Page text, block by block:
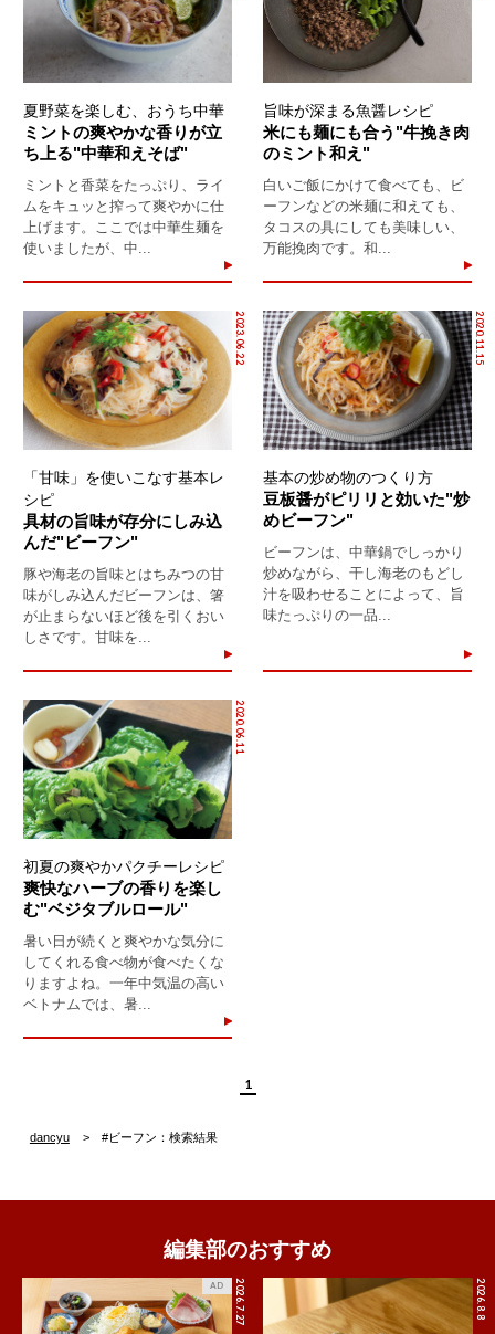
夏野菜を楽しむ、おうち中華
ミントの爽やかな香りが立
ち上る"中華和えそば"
ミントと香菜をたっぷり、ライ
ムをキュッと搾って爽やかに仕
上げます。ここでは中華生麺を
使いましたが、中...
旨味が深まる魚醤レシピ
米にも麺にも合う"牛挽き肉
のミント和え"
白いご飯にかけて食べても、ビ
ーフンなどの米麺に和えても、
タコスの具にしても美味しい、
万能挽肉です。和...
2023.06.22
「甘味」を使いこなす基本レ
シピ
具材の旨味が存分にしみ込
んだ"ビーフン"
豚や海老の旨味とはちみつの甘
味がしみ込んだビーフンは、箸
が止まらないほど後を引くおい
しさです。甘味を...
2020.11.15
基本の炒め物のつくり方
豆板醤がピリリと効いた"炒
めビーフン"
ビーフンは、中華鍋でしっかり
炒めながら、干し海老のもどし
汁を吸わせることによって、旨
味たっぷりの一品...
2020.06.11
初夏の爽やかパクチーレシピ
爽快なハーブの香りを楽し
む"ベジタブルロール"
暑い日が続くと爽やかな気分に
してくれる食べ物が食べたくな
りますよね。一年中気温の高い
ベトナムでは、暑...
1
dancyu #ビーフン：検索結果
編集部のおすすめ
2026.7.27
AD 2026.8.8